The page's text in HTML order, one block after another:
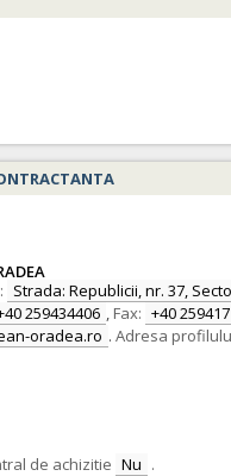
Strada: Republicii, nr. 37,
259434406 , Fax: +40
oradea.ro . Adresa
de achizitie Nu .